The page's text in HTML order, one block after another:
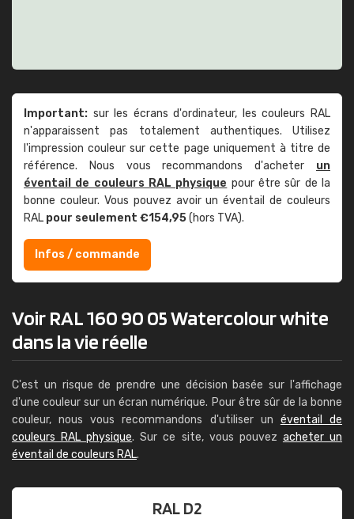
Important: sur les écrans d'ordinateur, les couleurs RAL
n'apparaissent pas totalement authentiques. Utilisez
l'impression couleur sur cette page uniquement à titre de
référence. Nous vous recommandons d'acheter un
éventail de couleurs RAL physique pour être sûr de la
bonne couleur. Vous pouvez avoir un éventail de couleurs
RAL pour seulement €154,95(hors TVA).
Infos / commande
Voir RAL 160 90 05 Watercolour white
dans la vie réelle
C'est un risque de prendre une décision basée sur l'affichage
d'une couleur sur un écran numérique. Pour être sûr de la bonne
couleur, nous vous recommandons d'utiliser un éventail de
couleurs RAL physique. Sur ce site, vous pouvez acheter un
éventail de couleurs RAL.
RAL D2